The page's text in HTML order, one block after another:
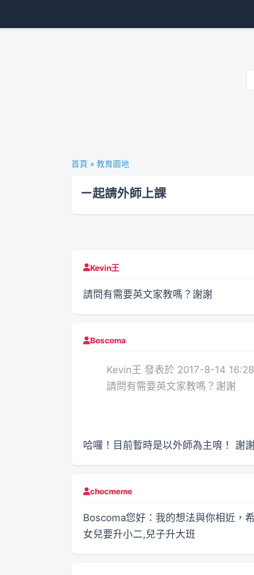
首頁 » 教育園地
ㄧ起請外師上課
Kevin王
請問有需要英文家教嗎？謝謝
Boscoma
Kevin王 發表於 2017-8-14 16:28
請問有需要英文家教嗎？謝謝
哈囉！目前暫時是以外師為主唷！ 謝謝
chocmeme
Boscoma您好：我的想法與你相近，
女兒要升小二,兒子升大班